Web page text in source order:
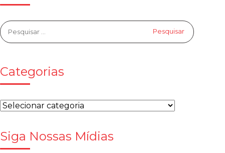
Categorias
Siga Nossas Mídias